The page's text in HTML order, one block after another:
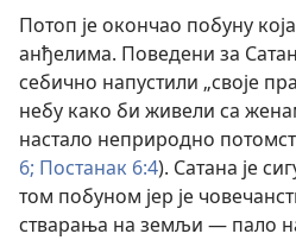
Потоп је окончао побуну
анђелима. Поведени за
себично напустили „своје
небу како би живели са
настало неприродно
6; Постанак 6:4). Сатана је
том побуном јер је
стварања на земљи — пало